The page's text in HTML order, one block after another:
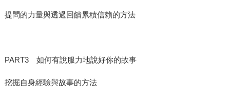
提問的力量與透過回饋累積信賴的方法
PART3 如何有說服力地說好你的故事
挖掘自身經驗與故事的方法